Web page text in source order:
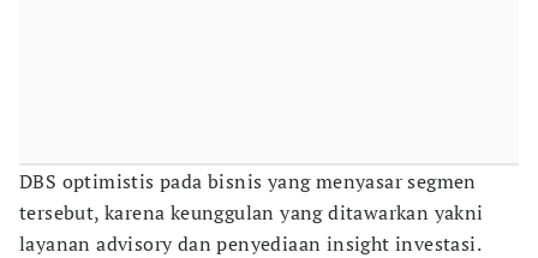
DBS optimistis pada bisnis yang menyasar segmen
tersebut, karena keunggulan yang ditawarkan yakni
layanan advisory dan penyediaan insight investasi.